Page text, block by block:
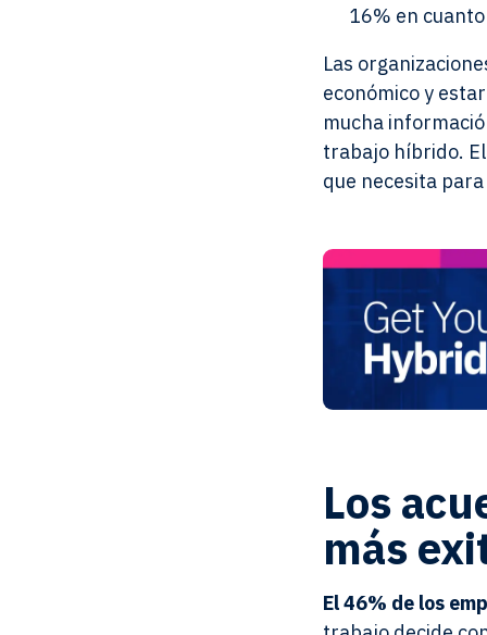
16% en
Las
económico y
mucha
trabajo híbrido.
que necesita
Los
más
El 46% de los